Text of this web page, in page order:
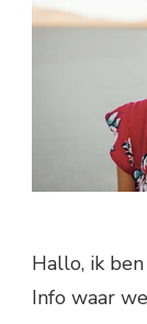
Hallo, ik
Info waar